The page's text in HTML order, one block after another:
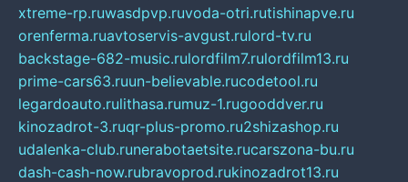
xtreme-rp.ruwasdpvp.ruvoda-otri.rutishinapve.ru
orenferma.ruavtoservis-avgust.rulord-tv.ru
backstage-682-music.rulordfilm7.rulordfilm13.ru
prime-cars63.ruun-believable.rucodetool.ru
legardoauto.rulithasa.rumuz-1.rugooddver.ru
kinozadrot-3.ruqr-plus-promo.ru2shizashop.ru
udalenka-club.runerabotaetsite.rucarszona-bu.ru
dash-cash-now.rubravoprod.rukinozadrot13.ru